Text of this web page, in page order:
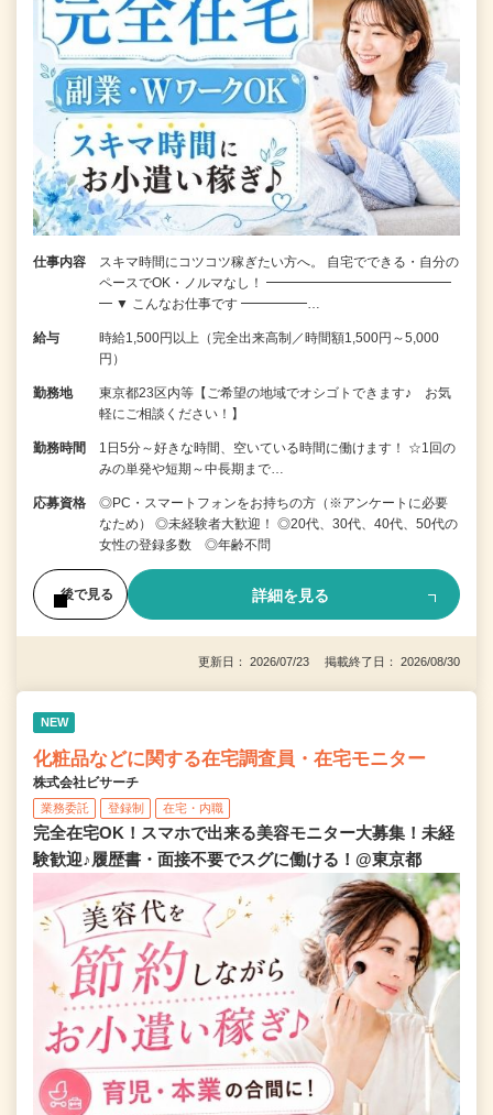
仕事内容
スキマ時間にコツコツ稼ぎたい方へ。 自宅でできる・自分の
ペースでOK・ノルマなし！ ━━━━━━━━━━━━━━
━ ▼ こんなお仕事です ━━━━━…
給与
時給1,500円以上（完全出来高制／時間額1,500円～5,000
円）
勤務地
東京都23区内等【ご希望の地域でオシゴトできます♪ お気
軽にご相談ください！】
勤務時間
1日5分～好きな時間、空いている時間に働けます！ ☆1回の
みの単発や短期～中長期まで…
応募資格
◎PC・スマートフォンをお持ちの方（※アンケートに必要
なため） ◎未経験者大歓迎！ ◎20代、30代、40代、50代の
女性の登録多数 ◎年齢不問
後で見る 詳細を見る
更新日： 2026/07/23 掲載終了日： 2026/08/30
NEW
化粧品などに関する在宅調査員・在宅モニター
株式会社ビサーチ
業務委託 登録制 在宅・内職
完全在宅OK！スマホで出来る美容モニター大募集！未経
験歓迎♪履歴書・面接不要でスグに働ける！@東京都